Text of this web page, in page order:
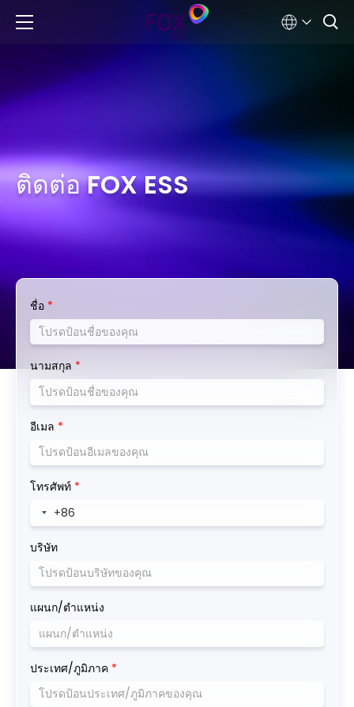
ติดต่อ FOX ESS
ชื่อ *
นามสกุล *
อีเมล *
โทรศัพท์ *
บริษัท
แผนก/ตำแหน่ง
ประเทศ/ภูมิภาค *